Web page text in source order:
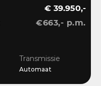
€ 39.950,-
€663,- p.m.
Transmissie
Automaat